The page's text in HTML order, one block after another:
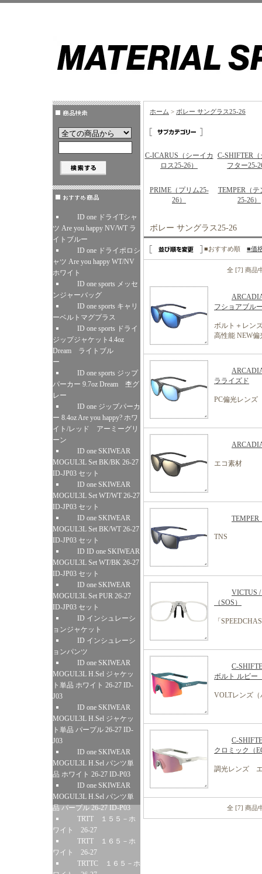
ID one ドライTシャ
ツ Are you happy NV/WT ラ
イトブルー
ID one ドライポロシ
ャツ Are you happy WT/NV
ホワイト
ID one sports メッセ
ンジャーバッグ
ID one sports キャリ
ーベルトマグプラス
ID one sports ドライ
ジップジャケット4.4oz
Dream ライトブル
ー
ID one sports ジップ
パーカー 9.7oz Dream 杢グ
レー
ID one ジップパーカ
ー 8.4oz Are you happy? ホワ
イト/レッド アーミーグリ
ーン
ID one SKIWEAR
MOGUL3L Set BK/BK 26-27
ID-JP03 セット
ID one SKIWEAR
MOGUL3L Set WT/WT 26-27
ID-JP03 セット
ID one SKIWEAR
MOGUL3L Set BK/WT 26-27
ID-JP03 セット
ID ID one SKIWEAR
MOGUL3L Set WT/BK 26-27
ID-JP03 セット
ID one SKIWEAR
MOGUL3L Set PUR 26-27
ID-JP03 セット
ID インシュレーシ
ョンジャケット
ID インシュレーシ
ョンパンツ
ID one SKIWEAR
MOGUL3L H.Sel ジャケッ
ト単品 ホワイト 26-27 ID-
J03
ID one SKIWEAR
MOGUL3L H.Sel ジャケッ
ト単品 パープル 26-27 ID-
J03
ID one SKIWEAR
MOGUL3L H.Sel パンツ単
品 ホワイト 26-27 ID-P03
ID one SKIWEAR
MOGUL3L H.Sel パンツ単
品 パープル 26-27 ID-P03
TRTT １５５－ホ
ワイト 26-27
TRTT １６５－ホ
ワイト 26-27
TRTTC １６５－ホ
ホーム > ボレー サングラス25-26
C-ICARUS（シーイカ
ロス25-26）
C-SHIFTER
フター25-
PRIME（プリム25-
26）
TEMPER（テ
25-26）
ボレー サングラス25-26
■おすすめ順 ■価
全 [7] 商品
フショアブル
ボルト＋レ
高性能 NEW
ラライズド
PC偏光レンズ
エコ素材
TNS
VICTUS
（SOS）
「
C-
ボルト ルビー
VOLTレンズ
C-
クロミック（
調光レンズ
全 [7] 商品